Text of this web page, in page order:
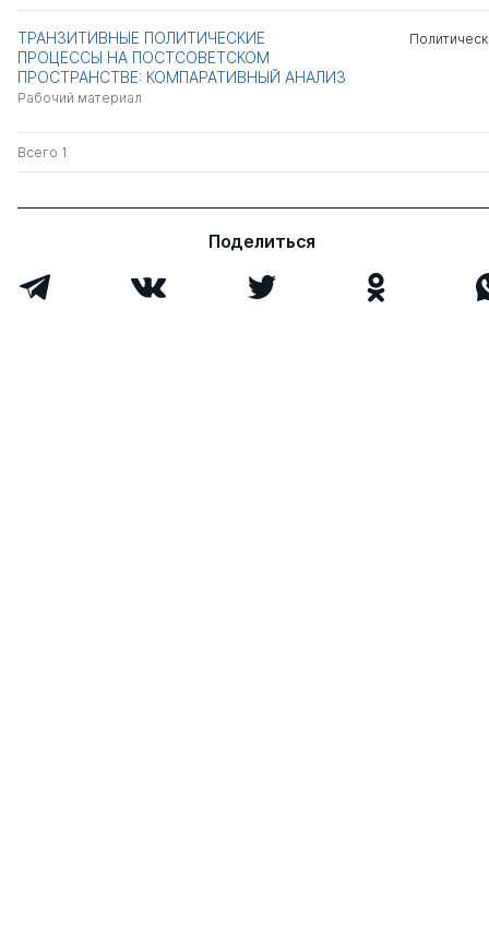
ТРАНЗИТИВНЫЕ ПОЛИТИЧЕСКИЕ
ПРОЦЕССЫ НА ПОСТСОВЕТСКОМ
ПРОСТРАНСТВЕ: КОМПАРАТИВНЫЙ АНАЛИЗ
Рабочий материал
Всего 1
Поделиться